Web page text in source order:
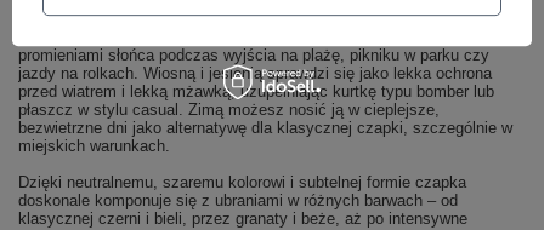
sobie funkcjonalność i modny, sportowy charakter, co czyni ją
promieniami słońca podczas wyjścia na plażę, pikniku w parku czy
jazdy na rolkach. Wiosną i jesienią sprawdzi się jako lekka ochrona
przed wiatrem i lekką mżawką, uzupełniając kurtkę typu bomber lub
płaszcz w stylu casual. Zimą możesz nosić ją w cieplejsze,
bezwietrzne dni jako alternatywę dla klasycznej czapki, szczególnie w
miejskich warunkach.
Dzięki neutralnemu, szaremu kolorowi i subtelnej formie czapka
doskonale komponuje się z ubraniami w różnych barwach – od
klasycznej czerni i bieli, przez granaty i beże, aż po intensywne